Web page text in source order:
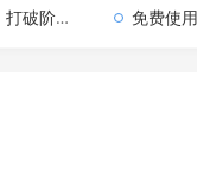
际向上跃升
免费使用